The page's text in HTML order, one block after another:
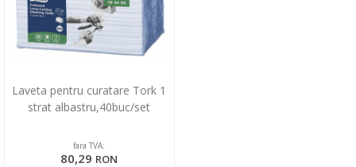
Laveta pentru curatare Tork 1
strat albastru,40buc/set
fara TVA:
80,29 RON